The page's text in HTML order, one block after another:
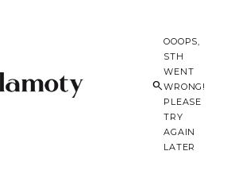
OOOPS,
STH
WENT
WRONG!
PLEASE
TRY
AGAIN
LATER